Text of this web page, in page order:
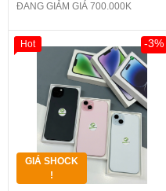
ĐANG GIẢM GIÁ 700.000K
GIÁ SHOCK
!
-3%
Hot